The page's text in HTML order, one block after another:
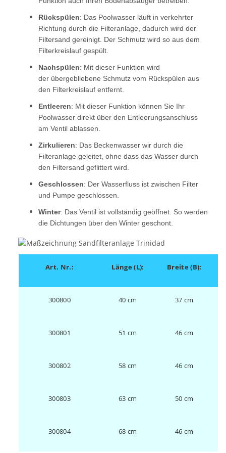
Rückspülen: Das Poolwasser läuft in verkehrter
Richtung durch die Filteranlage, dadurch wird der
Filtersand gereinigt. Der Schmutz wird so aus dem
Filterkreislauf gespült.
Nachspülen: Mit dieser Funktion wird
der übergebliebene Schmutz vom Rückspülen aus
den Filterkreislauf entfernt.
Entleeren: Mit dieser Funktion können Sie Ihr
Poolwasser direkt über den Entleerungsanschluss
am Ventil ablassen.
Zirkulieren: Das Beckenwasser wir durch die
Filteranlage geleitet, ohne dass das Wasser durch
den Filtersand geflittert wird.
Geschlossen: Der Wasserfluss ist zwischen Filter
und Pumpe geschlossen.
Winter: Das Ventil ist vollständig geöffnet. So werden
die Dichtungen über den Winter geschont.
Art. Nr.: Länge (L): Breite (B):
300800 40 cm 37 cm
300801 51 cm 46 cm
300802 58 cm 46 cm
300803 63 cm 50 cm
300804 68 cm 46 cm